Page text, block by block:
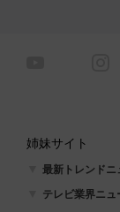
姉妹サイト
最新トレンドニ
テレビ業界ニュ